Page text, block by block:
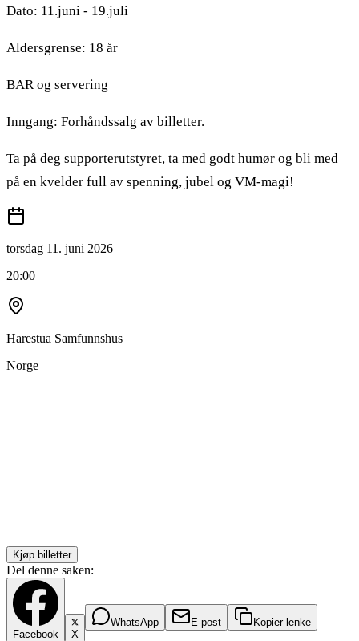
Dato: 11.juni - 19.juli
Aldersgrense: 18 år
BAR og servering
Inngang: Forhåndssalg av billetter.
Ta på deg supporterutstyret, ta med godt humør og bli med
på en kvelder full av spenning, jubel og VM-magi!
torsdag 11. juni 2026
20:00
Harestua Samfunnshus
Norge
Kjøp billetter
Del denne saken:
Facebook X
WhatsApp E-post Kopier lenke